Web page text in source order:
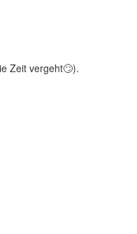
Zeit vergeht🙄).